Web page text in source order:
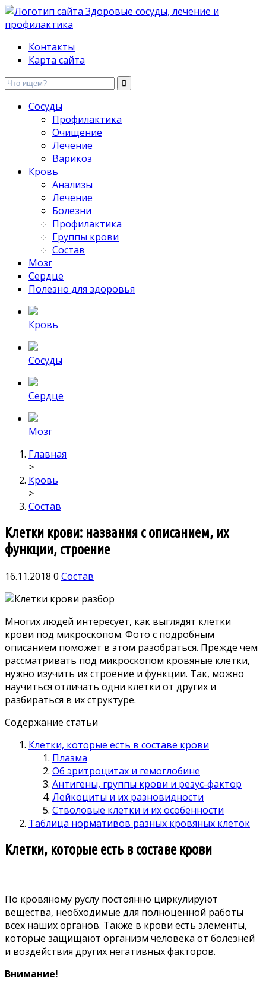
Здоровые сосуды, лечение и профилактика
Контакты
Карта сайта
Сосуды
Профилактика
Очищение
Лечение
Варикоз
Кровь
Анализы
Лечение
Болезни
Профилактика
Группы крови
Состав
Мозг
Сердце
Полезно для здоровья
Кровь
Сосуды
Сердце
Мозг
Главная
>
Кровь
>
Состав
Клетки крови: названия с описанием, их
функции, строение
16.11.2018 0 Состав
Многих людей интересует, как выглядят клетки
крови под микроскопом. Фото с подробным
описанием поможет в этом разобраться. Прежде чем
рассматривать под микроскопом кровяные клетки,
нужно изучить их строение и функции. Так, можно
научиться отличать одни клетки от других и
разбираться в их структуре.
Содержание статьи
Клетки, которые есть в составе крови
Плазма
Об эритроцитах и гемоглобине
Антигены, группы крови и резус-фактор
Лейкоциты и их разновидности
Стволовые клетки и их особенности
Таблица нормативов разных кровяных клеток
Клетки, которые есть в составе крови
По кровяному руслу постоянно циркулируют
вещества, необходимые для полноценной работы
всех наших органов. Также в крови есть элементы,
которые защищают организм человека от болезней
и воздействия других негативных факторов.
Внимание!